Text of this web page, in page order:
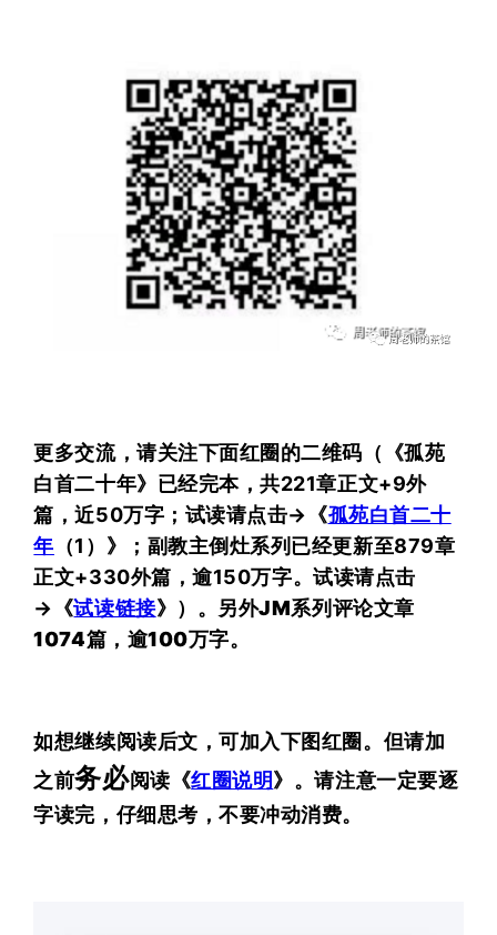
更多交流，请关注下面红圈的二维码（
《孤苑
白首二十年》已经完本，共221章正文+9外
篇，近50万字；试读请点击→《孤苑白首二十
年 （1）》；副教主倒灶系列已经更新至879章
正文+330外篇，逾150万字。试读请点击
→《试读链接》 ）。 另外JM系列评论文章
1074篇，逾100万字。
如想继续阅读后文，可加入下图红圈。 但请加
之前务必阅读《红圈说明》。请注意一定要逐
字读完，仔细思考，不要冲动消费。